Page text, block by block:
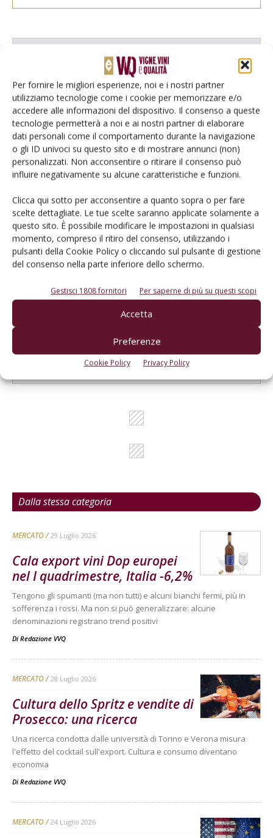
Per fornire le migliori esperienze, noi e i nostri partner
utilizziamo tecnologie come i cookie per memorizzare e/o
accedere alle informazioni del dispositivo. Il consenso a queste
tecnologie permetterà a noi e ai nostri partner di elaborare
dati personali come il comportamento durante la navigazione
o gli ID univoci su questo sito e di mostrare annunci (non)
personalizzati. Non acconsentire o ritirare il consenso può
influire negativamente su alcune caratteristiche e funzioni.
Clicca qui sotto per acconsentire a quanto sopra o per fare
scelte dettagliate. Le tue scelte saranno applicate solamente a
questo sito. È possibile modificare le impostazioni in qualsiasi
momento, compreso il ritiro del consenso, utilizzando i
pulsanti della Cookie Policy o cliccando sul pulsante di gestione
del consenso nella parte inferiore dello schermo.
Gestisci 1808 fornitori Per saperne di più su questi scopi
Accetta
Preferenze
Cookie Policy Privacy Policy
Tecniche, prodotti e servizi dalle aziende
Un modo semplice per cercare un'azienda o un
prodotto!
Cerca adesso
L'Esperto risponde
I consigli di Terra e Vita agli agricoltori
Cerca adesso
Dalla stessa categoria
MERCATO 29 Luglio 2026
Cala export vini Dop europei
nel I quadrimestre, Italia -6,2%
Tengono gli spumanti (ma non tutti) e alcuni bianchi fermi, più in
sofferenza i rossi. Ma non si può generalizzare: alcune
denominazioni registrano trend positivi
Di Redazione VVQ
MERCATO 28 Luglio 2026
Cultura dello Spritz e vendite di
Prosecco: una ricerca
Una ricerca condotta dalle università di Torino e Verona misura
l'effetto del cocktail sull'export. Cultura e consumo diventano
economia
Di Redazione VVQ
MERCATO 24 Luglio 2026